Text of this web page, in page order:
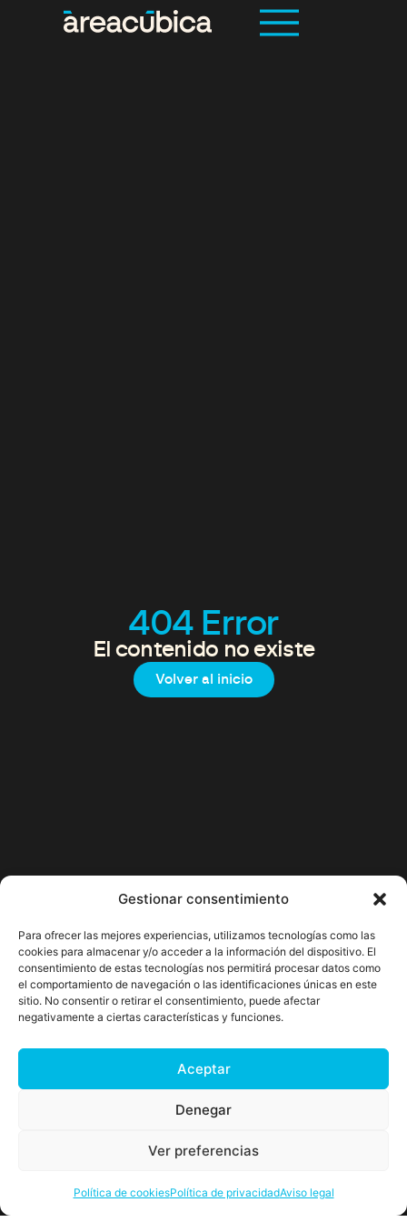
Gestionar consentimiento
Para ofrecer las mejores experiencias, utilizamos tecnologías como las
cookies para almacenar y/o acceder a la información del dispositivo. El
consentimiento de estas tecnologías nos permitirá procesar datos como
el comportamiento de navegación o las identificaciones únicas en este
sitio. No consentir o retirar el consentimiento, puede afectar
negativamente a ciertas características y funciones.
Aceptar
Denegar
Ver preferencias
Política de cookiesPolítica de privacidadAviso legal
404 Error
El contenido no existe
Volver al inicio